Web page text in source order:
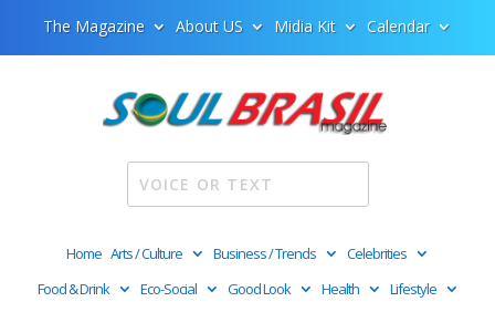
The Magazine About US Midia Kit Calendar
Home Arts / Culture Business / Trends
Celebrities
Food & Drink
Eco-Social Good Look Health
Lifestyle